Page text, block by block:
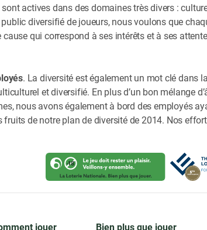
sont actives dans des domaines très divers :
diversifié de joueurs, nous voulons que
qui correspond à ses intérêts et à ses
. La diversité est également un mot clé dans
et diversifié. En plus d’un bon mélange
nous avons également à bord des employés
fruits de notre plan de diversité de 2014. Nos
jouer
Bien plus que jouer